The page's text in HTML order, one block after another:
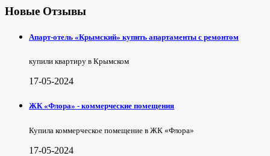
Новые Отзывы
Апарт-отель «Крымский» купить апартаменты с ремонтом
купили квартиру в Крымском
17-05-2024
ЖК «Флора» - коммерческие помещения
Купила коммерческое помещение в ЖК «Флора»
17-05-2024